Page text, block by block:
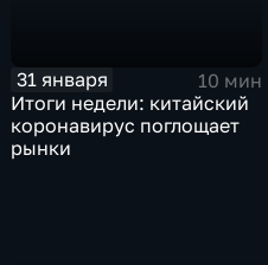
31 января
10 мин
Итоги недели: китайский
коронавирус поглощает
рынки